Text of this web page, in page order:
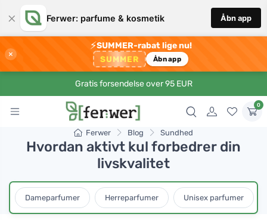
× Ferwer: parfume & kosmetik Åbn app
×
⚡SUMMER-rabat lige nu!
SUMMER Åbn app
Gratis forsendelse over 95 EUR
0
Ferwer Blog Sundhed
Hvordan aktivt kul forbedrer din
livskvalitet
Dameparfumer Herreparfumer Unisex parfumer